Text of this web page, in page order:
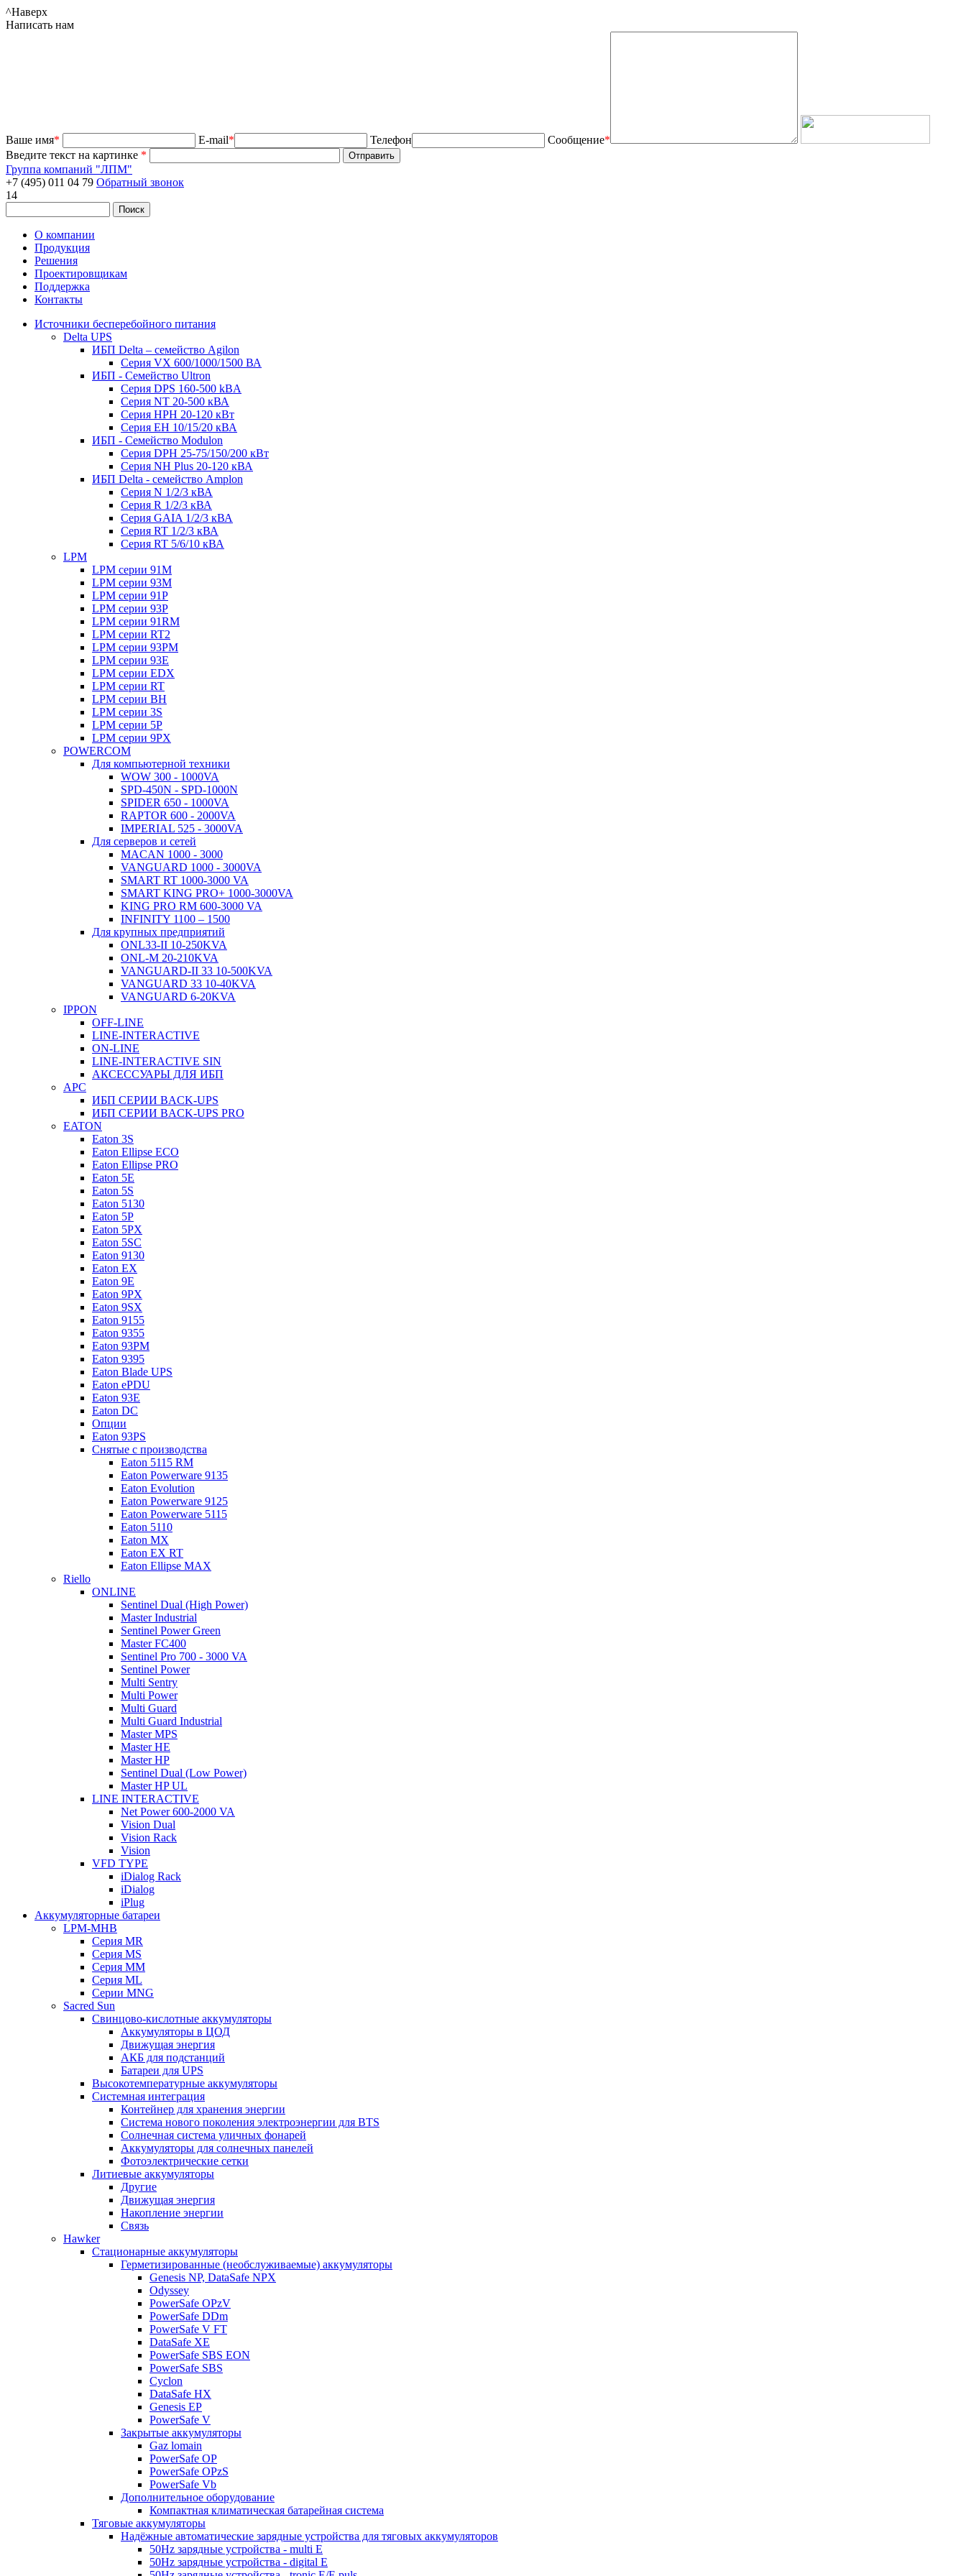
^Наверх
Написать нам
Ваше имя* E-mail* Телефон Сообщение*
Введите текст на картинке *
Группа компаний "ЛПМ"
+7 (495) 011 04 79 Обратный звонок
14
О компании
Продукция
Решения
Проектировщикам
Поддержка
Контакты
Источники бесперебойного питания
Delta UPS
ИБП Delta – семейство Agilon
Серия VX 600/1000/1500 ВА
ИБП - Семейство Ultron
Серия DPS 160-500 kBA
Серия NT 20-500 кВА
Серия HPH 20-120 кВт
Серия EH 10/15/20 кВА
ИБП - Семейство Modulon
Серия DPH 25-75/150/200 кВт
Серия NH Plus 20-120 кВА
ИБП Delta - семейство Amplon
Серия N 1/2/3 кВА
Серия R 1/2/3 кВА
Серия GAIA 1/2/3 кВА
Серия RT 1/2/3 кВА
Серия RT 5/6/10 кВА
LPM
LPM серии 91M
LPM серии 93M
LPM серии 91P
LPM серии 93P
LPM серии 91RM
LPM серии RT2
LPM серии 93PM
LPM серии 93E
LPM серии EDX
LPM серии RT
LPM серии BH
LPM серии 3S
LPM серии 5P
LPM серии 9PX
POWERCOM
Для компьютерной техники
WOW 300 - 1000VA
SPD-450N - SPD-1000N
SPIDER 650 - 1000VA
RAPTOR 600 - 2000VA
IMPERIAL 525 - 3000VA
Для серверов и сетей
MACAN 1000 - 3000
VANGUARD 1000 - 3000VA
SMART RT 1000-3000 VA
SMART KING PRO+ 1000-3000VA
KING PRO RM 600-3000 VA
INFINITY 1100 – 1500
Для крупных предприятий
ONL33-II 10-250KVA
ONL-M 20-210KVA
VANGUARD-II 33 10-500KVA
VANGUARD 33 10-40KVA
VANGUARD 6-20KVA
IPPON
OFF-LINE
LINE-INTERACTIVE
ON-LINE
LINE-INTERACTIVE SIN
АКСЕССУАРЫ ДЛЯ ИБП
APC
ИБП СЕРИИ BACK-UPS
ИБП СЕРИИ BACK-UPS PRO
EATON
Eaton 3S
Eaton Ellipse ECO
Eaton Ellipse PRO
Eaton 5E
Eaton 5S
Eaton 5130
Eaton 5P
Eaton 5PX
Eaton 5SC
Eaton 9130
Eaton EX
Eaton 9E
Eaton 9PX
Eaton 9SX
Eaton 9155
Eaton 9355
Eaton 93PM
Eaton 9395
Eaton Blade UPS
Eaton ePDU
Eaton 93E
Eaton DC
Опции
Eaton 93PS
Снятые с производства
Eaton 5115 RM
Eaton Powerware 9135
Eaton Evolution
Eaton Powerware 9125
Eaton Powerware 5115
Eaton 5110
Eaton MX
Eaton EX RT
Eaton Ellipse MAX
Riello
ONLINE
Sentinel Dual (High Power)
Master Industrial
Sentinel Power Green
Master FC400
Sentinel Pro 700 - 3000 VA
Sentinel Power
Multi Sentry
Multi Power
Multi Guard
Multi Guard Industrial
Master MPS
Master HE
Master HP
Sentinel Dual (Low Power)
Master HP UL
LINE INTERACTIVE
Net Power 600-2000 VA
Vision Dual
Vision Rack
Vision
VFD TYPE
iDialog Rack
iDialog
iPlug
Аккумуляторные батареи
LPM-MHB
Серия MR
Серия MS
Серия MM
Серия ML
Серии MNG
Sacred Sun
Свинцово-кислотные аккумуляторы
Аккумуляторы в ЦОД
Движущая энергия
АКБ для подстанций
Батареи для UPS
Высокотемпературные аккумуляторы
Системная интеграция
Контейнер для хранения энергии
Система нового поколения электроэнергии для BTS
Солнечная система уличных фонарей
Аккумуляторы для солнечных панелей
Фотоэлектрические сетки
Литиевые аккумуляторы
Другие
Движущая энергия
Накопление энергии
Связь
Hawker
Стационарные аккумуляторы
Герметизированные (необслуживаемые) аккумуляторы
Genesis NP, DataSafe NPX
Odyssey
PowerSafe OPzV
PowerSafe DDm
PowerSafe V FT
DataSafe XE
PowerSafe SBS EON
PowerSafe SBS
Cyclon
DataSafe HX
Genesis EP
PowerSafe V
Закрытые аккумуляторы
Gaz lomain
PowerSafe OP
PowerSafe OPzS
PowerSafe Vb
Дополнительное оборудование
Компактная климатическая батарейная система
Тяговые аккумуляторы
Надёжные автоматические зарядные устройства для тяговых аккумуляторов
50Hz зарядные устройства - multi E
50Hz зарядные устройства - digital E